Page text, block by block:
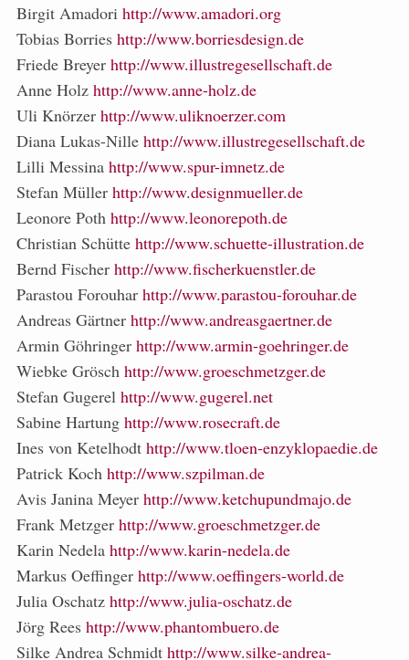
Birgit Amadori http://www.amadori.org
Tobias Borries http://www.borriesdesign.de
Friede Breyer http://www.illustregesellschaft.de
Anne Holz http://www.anne-holz.de
Uli Knörzer http://www.uliknoerzer.com
Diana Lukas-Nille http://www.illustregesellschaft.de
Lilli Messina http://www.spur-imnetz.de
Stefan Müller http://www.designmueller.de
Leonore Poth http://www.leonorepoth.de
Christian Schütte http://www.schuette-illustration.de
Bernd Fischer http://www.fischerkuenstler.de
Parastou Forouhar http://www.parastou-forouhar.de
Andreas Gärtner http://www.andreasgaertner.de
Armin Göhringer http://www.armin-goehringer.de
Wiebke Grösch http://www.groeschmetzger.de
Stefan Gugerel http://www.gugerel.net
Sabine Hartung http://www.rosecraft.de
Ines von Ketelhodt http://www.tloen-enzyklopaedie.de
Patrick Koch http://www.szpilman.de
Avis Janina Meyer http://www.ketchupundmajo.de
Frank Metzger http://www.groeschmetzger.de
Karin Nedela http://www.karin-nedela.de
Markus Oeffinger http://www.oeffingers-world.de
Julia Oschatz http://www.julia-oschatz.de
Jörg Rees http://www.phantombuero.de
Silke Andrea Schmidt http://www.silke-andrea-